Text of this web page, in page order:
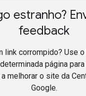
estranho?
feedback
link corrompido? Use
página
melhorar o site da
Google.